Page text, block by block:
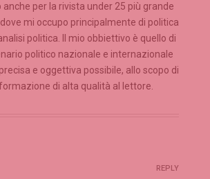
per la rivista under 25 più grande
dove mi occupo principalmente di politica
politica. Il mio obbiettivo è quello di
politico nazionale e internazionale
e oggettiva possibile, allo scopo di
di alta qualità al lettore.
REPLY